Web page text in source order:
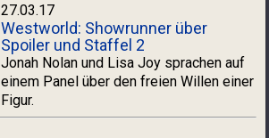
27.03.17
Westworld: Showrunner über
Spoiler und Staffel 2
Jonah Nolan und Lisa Joy sprachen auf
einem Panel über den freien Willen einer
Figur.